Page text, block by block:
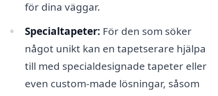
för dina väggar.
Specialtapeter: För den som söker
något unikt kan en tapetserare hjälpa
till med specialdesignade tapeter eller
even custom-made lösningar, såsom